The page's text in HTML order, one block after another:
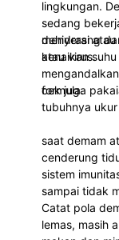
lingkungan.
sedang
menyerang
atau virus.
dehidrasi
kenaikan
formula.
cek juga
tubuhnya
saat demam
cenderung
sistem
sampai tidak
Catat pola
lemas, masih